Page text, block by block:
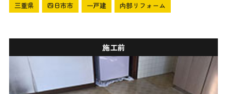
三重県 四日市市 一戸建 内部リフォーム
施工前